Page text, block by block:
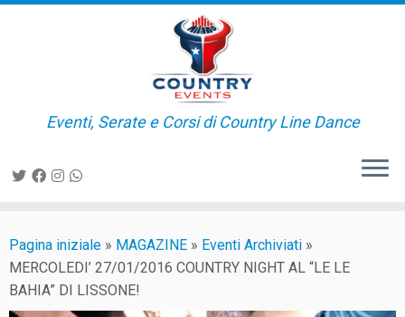
Eventi, Serate e Corsi di Country Line Dance
Pagina iniziale » MAGAZINE » Eventi Archiviati »
MERCOLEDI’ 27/01/2016 COUNTRY NIGHT AL “LE LE
BAHIA” DI LISSONE!